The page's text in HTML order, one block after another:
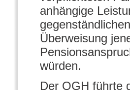
anhängige
Überweisung
würden.
Der OGH führte